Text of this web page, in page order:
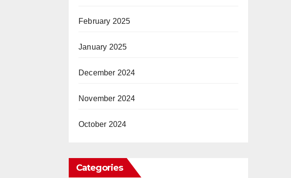
February 2025
January 2025
December 2024
November 2024
October 2024
Categories